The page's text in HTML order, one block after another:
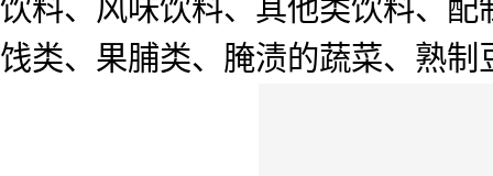
饮料、风味饮料、其他类饮料、
饯类、果脯类、腌渍的蔬菜、熟